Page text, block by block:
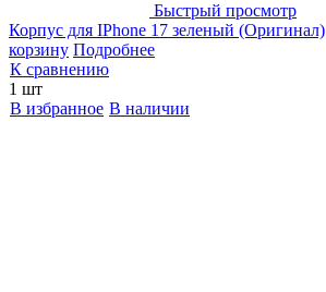
Быстрый просмотр
Корпус для IPhone 17 зеленый (Оригинал)
корзину Подробнее
К сравнению
1 шт
В избранное В наличии